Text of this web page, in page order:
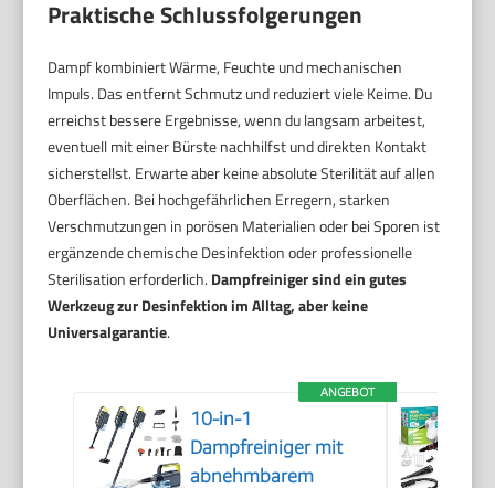
Praktische Schlussfolgerungen
Dampf kombiniert Wärme, Feuchte und mechanischen
Impuls. Das entfernt Schmutz und reduziert viele Keime. Du
erreichst bessere Ergebnisse, wenn du langsam arbeitest,
eventuell mit einer Bürste nachhilfst und direkten Kontakt
sicherstellst. Erwarte aber keine absolute Sterilität auf allen
Oberflächen. Bei hochgefährlichen Erregern, starken
Verschmutzungen in porösen Materialien oder bei Sporen ist
ergänzende chemische Desinfektion oder professionelle
Sterilisation erforderlich. Dampfreiniger sind ein gutes
Werkzeug zur Desinfektion im Alltag, aber keine
Universalgarantie.
ANGEBOT
10-in-1
Dampfreiniger mit
abnehmbarem